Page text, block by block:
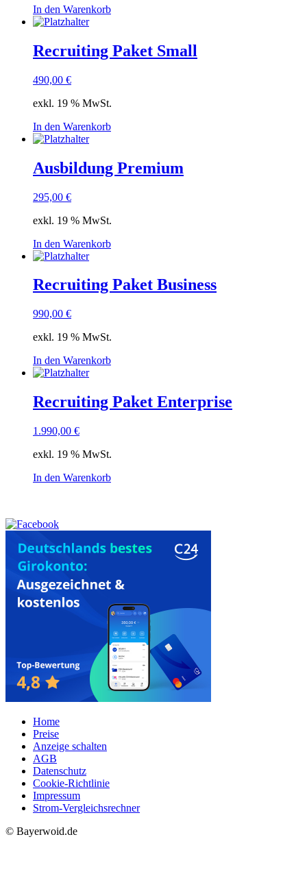
In den Warenkorb
Recruiting Paket Small
490,00 €
exkl. 19 % MwSt.
In den Warenkorb
Ausbildung Premium
295,00 €
exkl. 19 % MwSt.
In den Warenkorb
Recruiting Paket Business
990,00 €
exkl. 19 % MwSt.
In den Warenkorb
Recruiting Paket Enterprise
1.990,00 €
exkl. 19 % MwSt.
In den Warenkorb
Home
Preise
Anzeige schalten
AGB
Datenschutz
Cookie-Richtlinie
Impressum
Strom-Vergleichsrechner
© Bayerwoid.de